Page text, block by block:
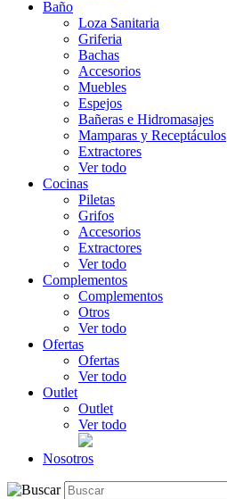
Baño
Loza Sanitaria
Griferia
Bachas
Accesorios
Muebles
Espejos
Bañeras e Hidromasajes
Mamparas y Receptáculos
Extractores
Ver todo
Cocinas
Piletas
Grifos
Accesorios
Extractores
Ver todo
Complementos
Complementos
Otros
Ver todo
Ofertas
Ofertas
Ver todo
Outlet
Outlet
Ver todo
Nosotros